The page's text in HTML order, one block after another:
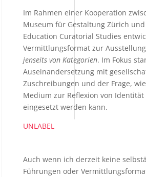
Im Rahmen einer Kooperation
Museum für Gestaltung Zürich
Education Curatorial Studies
Vermittlungsformat zur Ausstellung
jenseits von Kategorien. Im Fokus
Auseinandersetzung mit
Zuschreibungen und der Frage,
Medium zur Reflexion von
eingesetzt werden kann.
UNLABEL
Auch wenn ich derzeit keine
Führungen oder